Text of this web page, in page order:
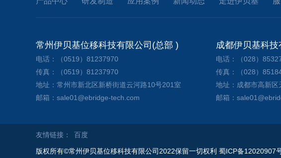
常州伊贝基位移科技有限公司(总部 )
电话：（0519）81237970
传真：（0519）81237970
地址：常州市新北区新桥街道云河路10号201室
邮箱：sale01@ebridge-tech.com
成都伊贝基科
电话：（028）
传真：（028）
地址：成都市高新
邮箱：
友情链接： 百度
版权所有©常州伊贝基位移科技有限公司2022保留一切权利 蜀ICP备12020907